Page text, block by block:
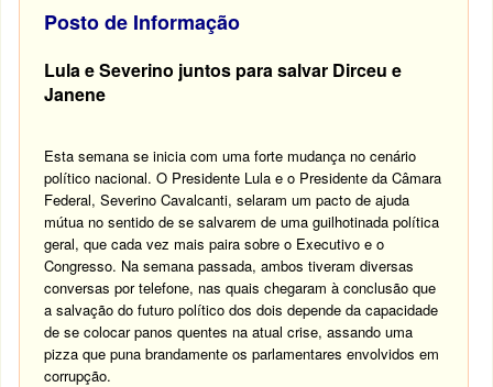
Posto de Informação
Lula e Severino juntos para salvar Dirceu e
Janene
Esta semana se inicia com uma forte mudança no cenário
político nacional. O Presidente Lula e o Presidente da Câmara
Federal, Severino Cavalcanti, selaram um pacto de ajuda
mútua no sentido de se salvarem de uma guilhotinada política
geral, que cada vez mais paira sobre o Executivo e o
Congresso. Na semana passada, ambos tiveram diversas
conversas por telefone, nas quais chegaram à conclusão que
a salvação do futuro político dos dois depende da capacidade
de se colocar panos quentes na atual crise, assando uma
pizza que puna brandamente os parlamentares envolvidos em
corrupção.